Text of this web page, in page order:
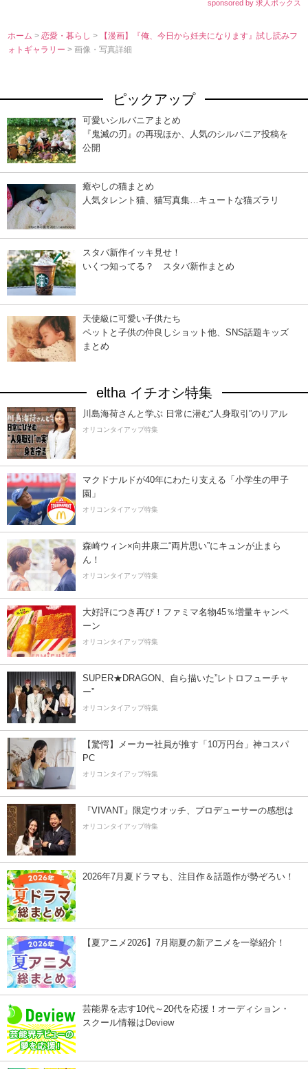
sponsored by 求人ボックス
ホーム >恋愛・暮らし>
【漫画】『俺、今日から妊夫になります』試し読みフ
ォトギャラリー> 画像・写真詳細
ピックアップ
可愛いシルバニアまとめ
『鬼滅の刃』の再現ほか、人気のシルバニア投稿を
公開
癒やしの猫まとめ
人気タレント猫、猫写真集…キュートな猫ズラリ
スタバ新作イッキ見せ！
いくつ知ってる？ スタバ新作まとめ
天使級に可愛い子供たち
ペットと子供の仲良しショット他、SNS話題キッズ
まとめ
eltha イチオシ特集
川島海荷さんと学ぶ 日常に潜む“人身取引”のリアル
オリコンタイアップ特集
マクドナルドが40年にわたり支える「小学生の甲子
園」
オリコンタイアップ特集
森崎ウィン×向井康二“両片思い”にキュンが止まら
ん！
オリコンタイアップ特集
大好評につき再び！ファミマ名物45％増量キャンペ
ーン
オリコンタイアップ特集
SUPER★DRAGON、自ら描いた”レトロフューチャ
ー”
オリコンタイアップ特集
【驚愕】メーカー社員が推す「10万円台」神コスパ
PC
オリコンタイアップ特集
『VIVANT』限定ウオッチ、プロデューサーの感想は
オリコンタイアップ特集
2026年7月夏ドラマも、注目作＆話題作が勢ぞろい！
【夏アニメ2026】7月期夏の新アニメを一挙紹介！
芸能界を志す10代～20代を応援！オーディション・
スクール情報はDeview